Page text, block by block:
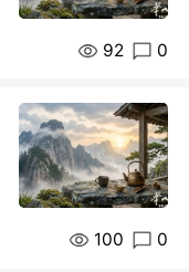
92 0
100 0